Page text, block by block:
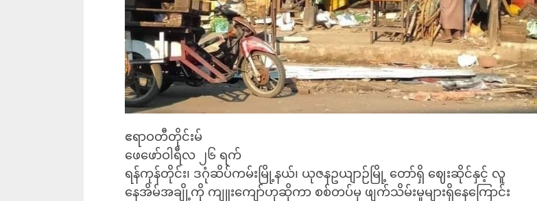
ဧရာဝတီတိုင်းမ်
ဖေဖော်ဝါရီလ ၂၆ ရက်
ရန်ကုန်တိုင်း၊ ဒဂုံဆိပ်ကမ်းမြို့နယ်၊ ယုဇနဥယျာဉ်မြို့ တော်ရှိ ဈေးဆိုင်နှင့် လူ
နေအိမ်အချို့ကို ကျူးကျော်ဟုဆိုကာ စစ်တပ်မှ ဖျက်သိမ်းမှုများရှိနေကြောင်း